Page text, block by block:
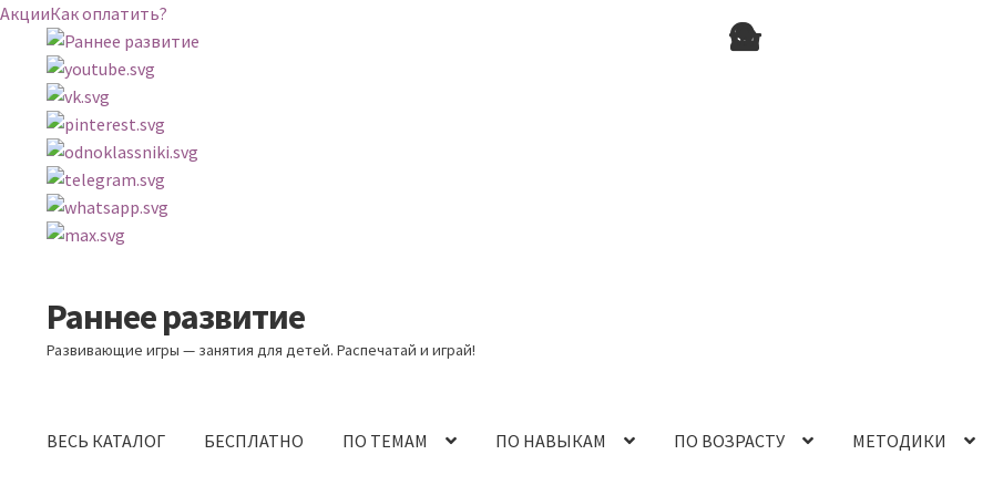
АкцииКак оплатить?
Перейти
к
навигации
Перейти
к
содержимому
Раннее развитие
Развивающие игры — занятия для детей. Распечатай и играй!
ВЕСЬ КАТАЛОГ БЕСПЛАТНО ПО ТЕМАМ ПО НАВЫКАМ ПО ВОЗРАСТУ МЕТОДИКИ